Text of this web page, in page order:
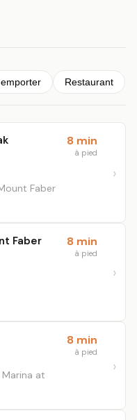
Restaurant
Faber
8 min
à pied
Faber
8 min
à pied
at
8 min
à pied